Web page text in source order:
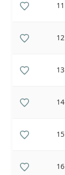
11
12
13
14
15
16